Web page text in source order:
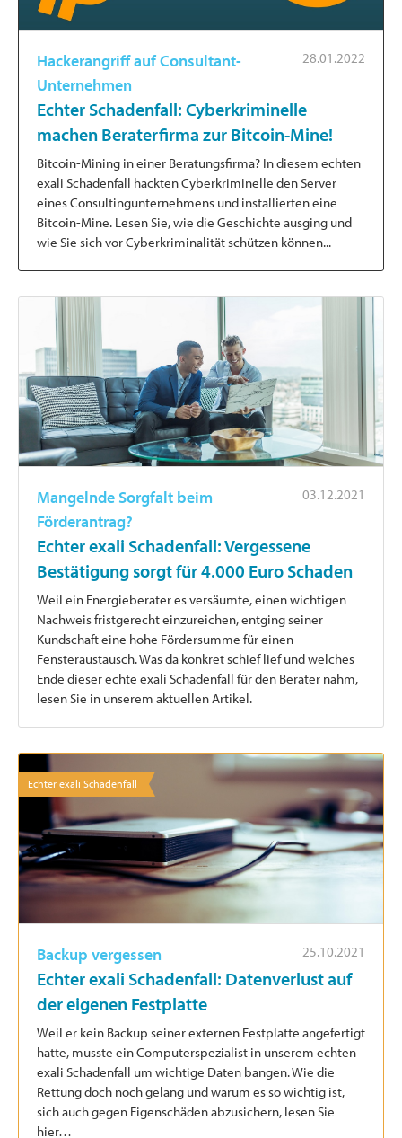
28.01.2022
Hackerangriff auf Consultant-
Unternehmen
Echter Schadenfall: Cyberkriminelle
machen Beraterfirma zur Bitcoin-Mine!
Bitcoin-Mining in einer Beratungsfirma? In diesem echten
exali Schadenfall hackten Cyberkriminelle den Server
eines Consultingunternehmens und installierten eine
Bitcoin-Mine. Lesen Sie, wie die Geschichte ausging und
wie Sie sich vor Cyberkriminalität schützen können...
03.12.2021
Mangelnde Sorgfalt beim
Förderantrag?
Echter exali Schadenfall: Vergessene
Bestätigung sorgt für 4.000 Euro Schaden
Weil ein Energieberater es versäumte, einen wichtigen
Nachweis fristgerecht einzureichen, entging seiner
Kundschaft eine hohe Fördersumme für einen
Fensteraustausch. Was da konkret schief lief und welches
Ende dieser echte exali Schadenfall für den Berater nahm,
lesen Sie in unserem aktuellen Artikel.
Echter exali Schadenfall
25.10.2021
Backup vergessen
Echter exali Schadenfall: Datenverlust auf
der eigenen Festplatte
Weil er kein Backup seiner externen Festplatte angefertigt
hatte, musste ein Computerspezialist in unserem echten
exali Schadenfall um wichtige Daten bangen. Wie die
Rettung doch noch gelang und warum es so wichtig ist,
sich auch gegen Eigenschäden abzusichern, lesen Sie
hier…